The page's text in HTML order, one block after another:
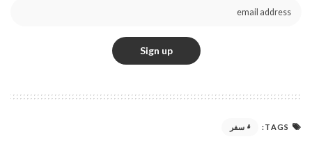
TAGS: سفر